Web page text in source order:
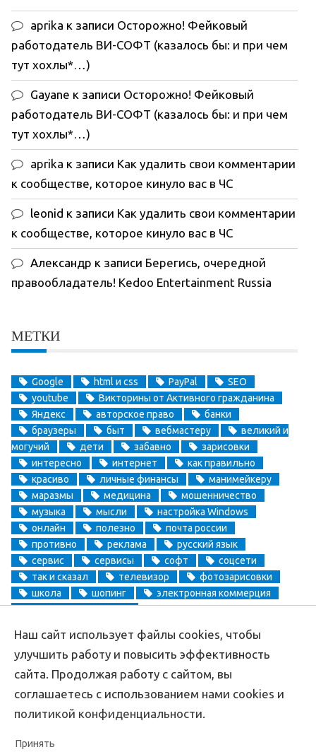
aprika к записи Осторожно! Фейковый
работодатель ВИ-СОФТ (казалось бы: и при чем
тут хохлы*…)
Gayane к записи Осторожно! Фейковый
работодатель ВИ-СОФТ (казалось бы: и при чем
тут хохлы*…)
aprika к записи Как удалить свои комментарии
к сообществе, которое кинуло вас в ЧС
leonid к записи Как удалить свои комментарии
к сообществе, которое кинуло вас в ЧС
Александр к записи Берегись, очередной
правообладатель! Kedoo Entertainment Russia
МЕТКИ
Google html и css PayPal
SEO
youtube
Викторины от Активного гражданина
Яндекс
авторское право
банки
браузеры
быт вебмастеру
великий и
могучий
дети забавно
зарисовки
интересно
интернет
как правильно
красиво
личные финансы
манимейкеру
маразмы
медицина
мошенничество
музыка
мысли
настройка Windows
онлайн
полезно
почта россии
противно
реклама
русский язык
сервис
сервисы софт
соцсети
так и сказал
телевизор
фотозарисовки
школа
шопинг
электронная коммерция
электронные деньги
CopyrightAprikablog.ru © Все права защищены |Обратная связь
Наш сайт использует файлы cookies, чтобы
улучшить работу и повысить эффективность
сайта. Продолжая работу с сайтом, вы
соглашаетесь с использованием нами cookies и
политикой конфиденциальности.
Принять